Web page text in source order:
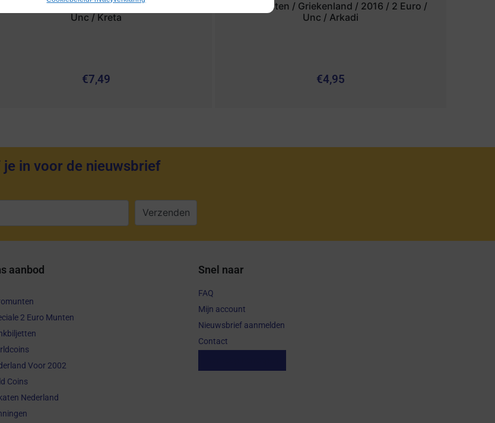
Euromunten / Griekenland / 2013 / 2 Euro /
Unc / Kreta
€7,49
Euromunten / Griekenland / 2016 / 2 Euro /
Unc / Arkadi
€4,95
in voor de nieuwsbrief
aanbod
2 Euro Munten
Voor 2002
Coins
Nederland
Snel naar
FAQ
Mijn account
Nieuwsbrief aanmelden
Contact